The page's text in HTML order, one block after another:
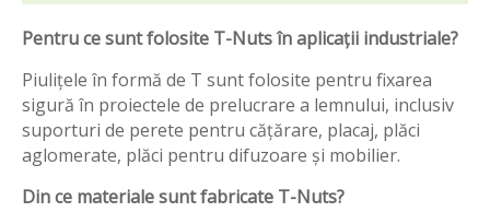
Pentru ce sunt folosite T-Nuts în aplicații industriale?
Piulițele în formă de T sunt folosite pentru fixarea
sigură în proiectele de prelucrare a lemnului, inclusiv
suporturi de perete pentru cățărare, placaj, plăci
aglomerate, plăci pentru difuzoare și mobilier.
Din ce materiale sunt fabricate T-Nuts?